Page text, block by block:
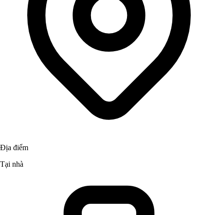
Địa điểm
Tại nhà